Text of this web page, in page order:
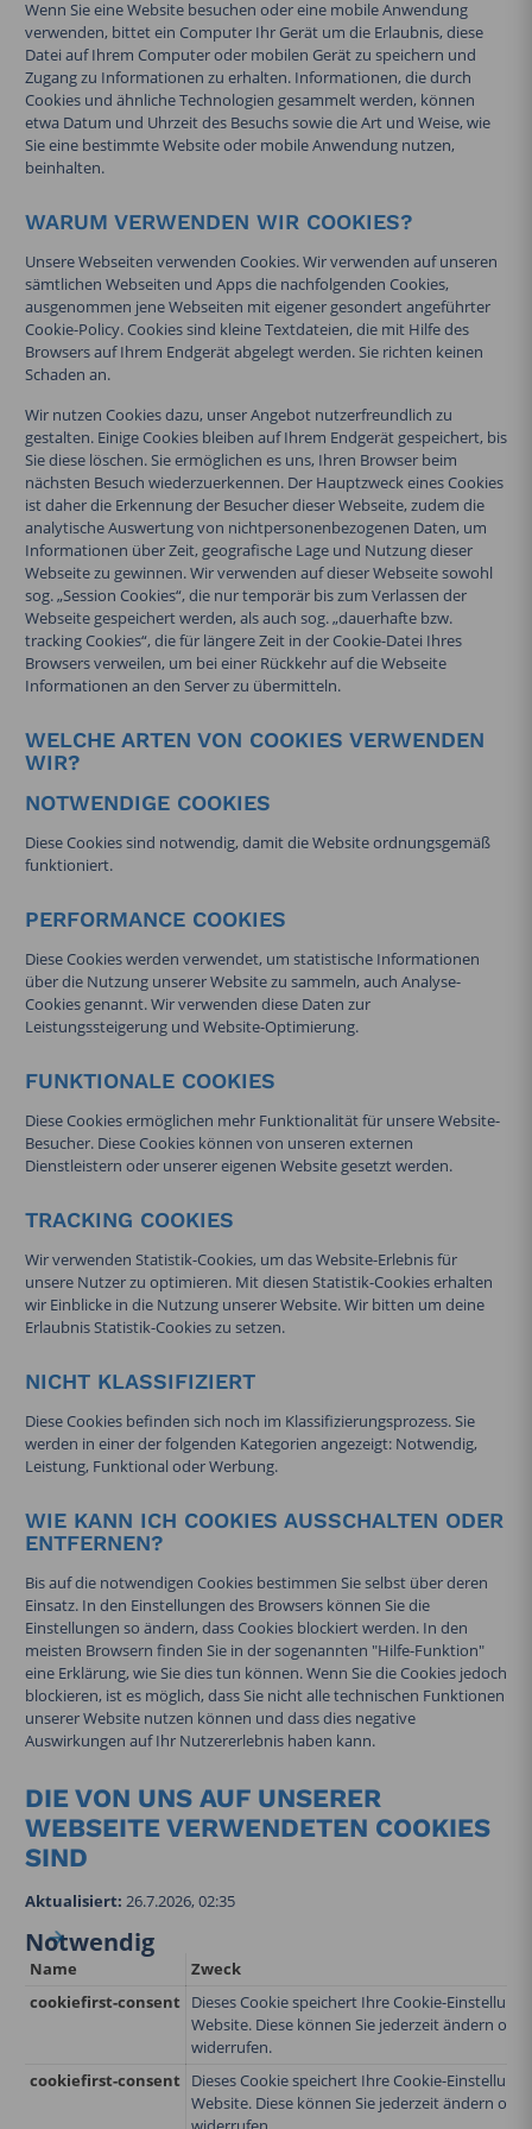
Wenn Sie eine Website besuchen oder eine mobile Anwendung
verwenden, bittet ein Computer Ihr Gerät um die Erlaubnis, diese
Datei auf Ihrem Computer oder mobilen Gerät zu speichern und
Zugang zu Informationen zu erhalten. Informationen, die durch
Cookies und ähnliche Technologien gesammelt werden, können
etwa Datum und Uhrzeit des Besuchs sowie die Art und Weise, wie
Sie eine bestimmte Website oder mobile Anwendung nutzen,
beinhalten.
WARUM VERWENDEN WIR COOKIES?
Unsere Webseiten verwenden Cookies. Wir verwenden auf unseren
sämtlichen Webseiten und Apps die nachfolgenden Cookies,
ausgenommen jene Webseiten mit eigener gesondert angeführter
Cookie-Policy. Cookies sind kleine Textdateien, die mit Hilfe des
Browsers auf Ihrem Endgerät abgelegt werden. Sie richten keinen
Schaden an.
Wir nutzen Cookies dazu, unser Angebot nutzerfreundlich zu
gestalten. Einige Cookies bleiben auf Ihrem Endgerät gespeichert, bis
Sie diese löschen. Sie ermöglichen es uns, Ihren Browser beim
nächsten Besuch wiederzuerkennen. Der Hauptzweck eines Cookies
ist daher die Erkennung der Besucher dieser Webseite, zudem die
analytische Auswertung von nichtpersonenbezogenen Daten, um
Informationen über Zeit, geografische Lage und Nutzung dieser
Webseite zu gewinnen. Wir verwenden auf dieser Webseite sowohl
sog. „Session Cookies“, die nur temporär bis zum Verlassen der
Webseite gespeichert werden, als auch sog. „dauerhafte bzw.
tracking Cookies“, die für längere Zeit in der Cookie-Datei Ihres
Browsers verweilen, um bei einer Rückkehr auf die Webseite
Informationen an den Server zu übermitteln.
WELCHE ARTEN VON COOKIES VERWENDEN
WIR?
NOTWENDIGE COOKIES
Diese Cookies sind notwendig, damit die Website ordnungsgemäß
funktioniert.
PERFORMANCE COOKIES
Diese Cookies werden verwendet, um statistische Informationen
über die Nutzung unserer Website zu sammeln, auch Analyse-
Cookies genannt. Wir verwenden diese Daten zur
Leistungssteigerung und Website-Optimierung.
FUNKTIONALE COOKIES
Diese Cookies ermöglichen mehr Funktionalität für unsere Website-
Besucher. Diese Cookies können von unseren externen
Dienstleistern oder unserer eigenen Website gesetzt werden.
TRACKING COOKIES
Wir verwenden Statistik-Cookies, um das Website-Erlebnis für
unsere Nutzer zu optimieren. Mit diesen Statistik-Cookies erhalten
wir Einblicke in die Nutzung unserer Website. Wir bitten um deine
Erlaubnis Statistik-Cookies zu setzen.
NICHT KLASSIFIZIERT
Diese Cookies befinden sich noch im Klassifizierungsprozess. Sie
werden in einer der folgenden Kategorien angezeigt: Notwendig,
Leistung, Funktional oder Werbung.
WIE KANN ICH COOKIES AUSSCHALTEN ODER
ENTFERNEN?
Bis auf die notwendigen Cookies bestimmen Sie selbst über deren
Einsatz. In den Einstellungen des Browsers können Sie die
Einstellungen so ändern, dass Cookies blockiert werden. In den
meisten Browsern finden Sie in der sogenannten "Hilfe-Funktion"
eine Erklärung, wie Sie dies tun können. Wenn Sie die Cookies jedoch
blockieren, ist es möglich, dass Sie nicht alle technischen Funktionen
unserer Website nutzen können und dass dies negative
Auswirkungen auf Ihr Nutzererlebnis haben kann.
DIE VON UNS AUF UNSERER
WEBSEITE VERWENDETEN COOKIES
SIND
Aktualisiert: 26.7.2026, 02:35
Notwendig
Name
Zweck
cookiefirst-consent
Dieses Cookie speichert Ihre Cookie-
Website. Diese können Sie jederzeit ändern
widerrufen.
cookiefirst-consent
Dieses Cookie speichert Ihre Cookie-
Website. Diese können Sie jederzeit ändern